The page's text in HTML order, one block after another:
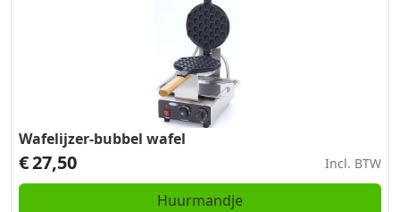
Wafelijzer-bubbel wafel
€27,50 Incl. BTW
Huurmandje